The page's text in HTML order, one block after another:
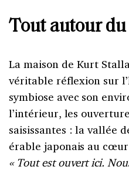
Tout autour
La maison de Kurt
véritable réflexion sur
symbiose avec son
l’intérieur, les
saisissantes : la vallée
érable japonais au
« Tout est ouvert ici.